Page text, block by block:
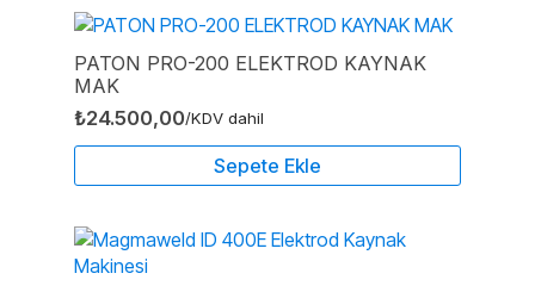
PATON PRO-200 ELEKTROD KAYNAK
MAK
₺24.500,00/KDV dahil
Sepete Ekle